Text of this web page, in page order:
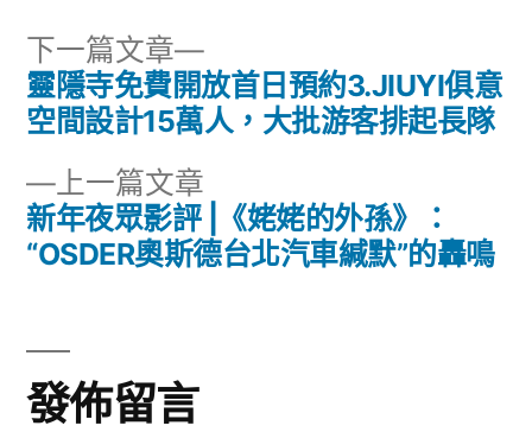
文
導
覽
上一篇文章
篇
新年夜眾影評 |《姥姥的外孫》：
“OSDER奧斯德台北汽車緘默”的轟鳴
下一篇文章
下
一
篇
章:
靈隱寺免費開放首日預約3.JIUYI俱意
空間設計15萬人，大批游客排起長隊
發佈留言